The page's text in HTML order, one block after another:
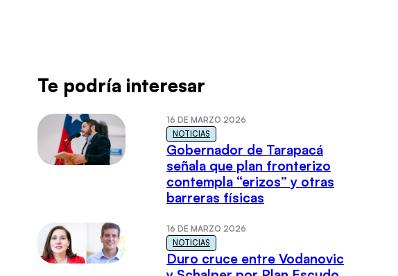
Te podría interesar
16 DE MARZO 2026
NOTICIAS
Gobernador de Tarapacá
señala que plan fronterizo
contempla “erizos” y otras
barreras físicas
16 DE MARZO 2026
NOTICIAS
Duro cruce entre Vodanovic